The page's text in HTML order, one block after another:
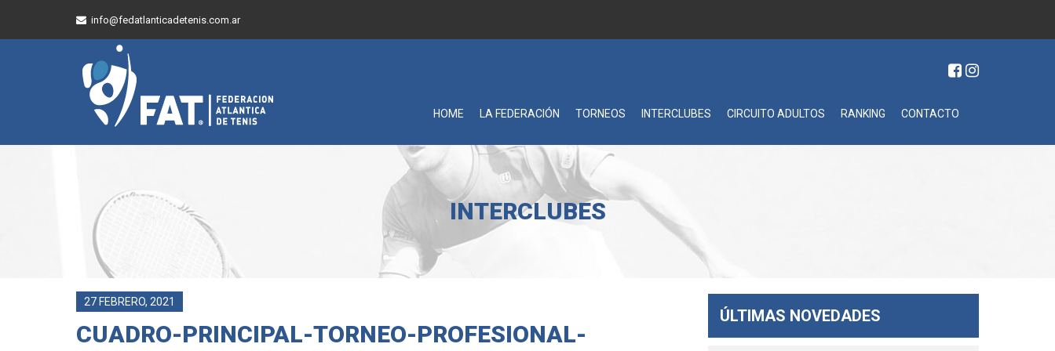
info@fedatlanticadetenis.com.ar
HOME LA FEDERACIÓN TORNEOS INTERCLUBES CIRCUITO ADULTOS RANKING CONTACTO
INTERCLUBES
27 FEBRERO, 2021
CUADRO-PRINCIPAL-TORNEO-PROFESIONAL-
ÚLTIMAS NOVEDADES